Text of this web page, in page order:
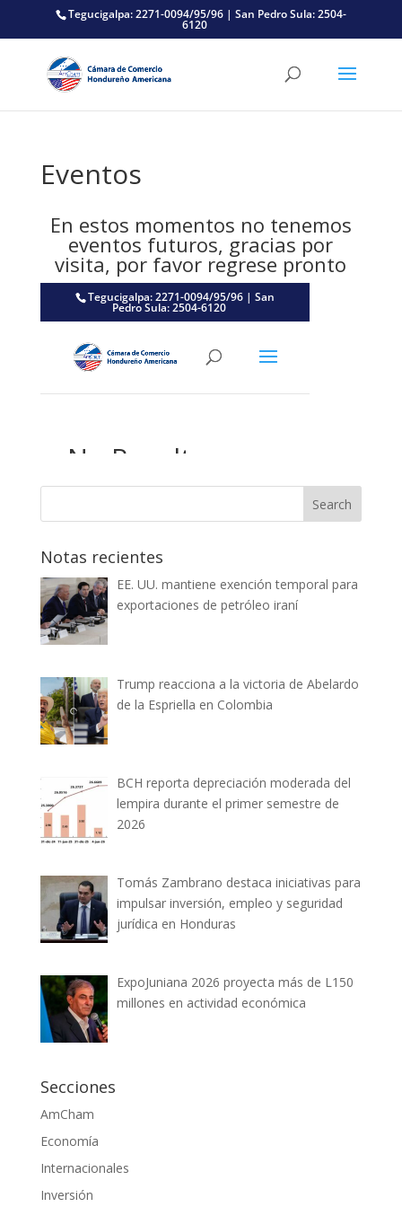
Tegucigalpa: 2271-0094/95/96 | San Pedro Sula: 2504-
6120
Eventos
En estos momentos no tenemos
eventos futuros, gracias por
visita, por favor regrese pronto
Notas recientes
EE. UU. mantiene exención temporal para
exportaciones de petróleo iraní
Trump reacciona a la victoria de Abelardo
de la Espriella en Colombia
BCH reporta depreciación moderada del
lempira durante el primer semestre de
2026
Tomás Zambrano destaca iniciativas para
impulsar inversión, empleo y seguridad
jurídica en Honduras
ExpoJuniana 2026 proyecta más de L150
millones en actividad económica
Secciones
AmCham
Economía
Internacionales
Inversión